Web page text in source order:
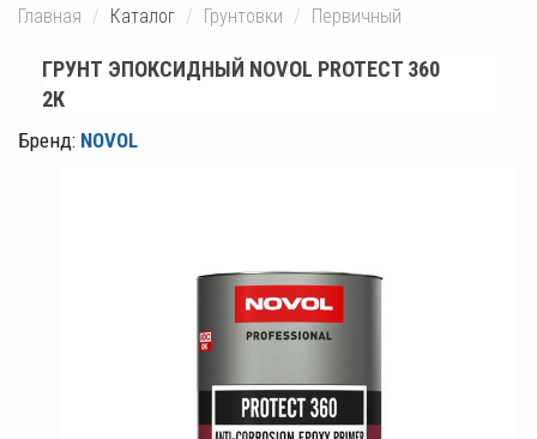
Главная Каталог Грунтовки Первичный
ГРУНТ ЭПОКСИДНЫЙ NOVOL PROTECT 360
2К
Бренд: NOVOL